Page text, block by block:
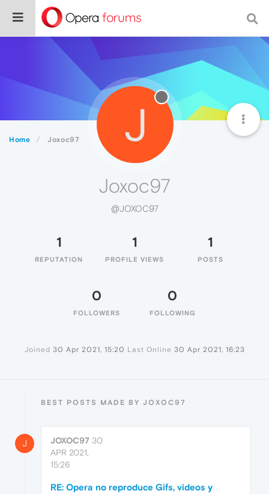
Home Joxoc97 J
Joxoc97
@JOXOC97
1
REPUTATION
1
PROFILE VIEWS
1
POSTS
0
FOLLOWERS
0
FOLLOWING
Joined 30 Apr 2021, 15:20 Last Online 30 Apr 2021, 16:23
BEST POSTS MADE BY JOXOC97
J JOXOC97 30
APR 2021,
15:26
RE: Opera no reproduce Gifs, videos y